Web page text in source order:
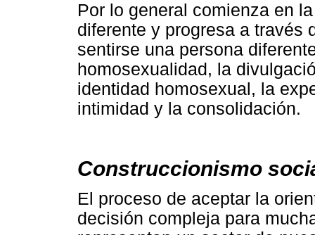
Por lo general comienza en
diferente y progresa a través
sentirse una persona
homosexualidad, la
identidad homosexual, la
intimidad y la consolidación.
Construccionismo
El proceso de aceptar la
decisión compleja para